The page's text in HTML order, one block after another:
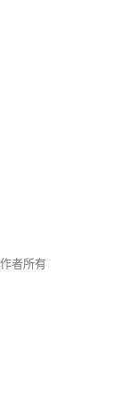
者所有